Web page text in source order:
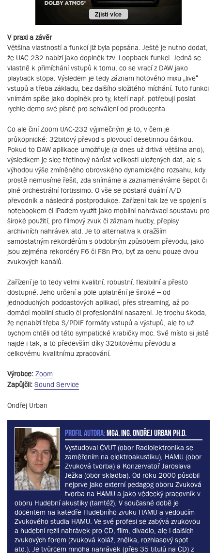
V praxi a závěr
Většina vlastností a funkcí již byla popsána. Ještě je nutno dodat,
že UAC-232 nabízí jako doplněk tzv. Loopback funkci. Jedná se
vlastně k přimíchání vstupů k tomu, co se vrací z DAW jako
playback stopa. Výsledem je tedy záznam hotového mixu „live“
vstupů a třeba základu, bez dalšího složitého míchání. Tuto funkci
vnímám spíše jako doplněk pro ty, kteří např. potřebují poslat
rychle demo své písně pro schválení od producenta.
Co ale činí Zoom UAC-232 výjimečným je to, v čem je
průkopnické: 32bitový převod s plovoucí desetinnou čárkou.
Pokud to DAW aplikace umožňuje (a dnes už drtivá většina ano),
výsledkem je sice třetinový nárůst velikosti uložených dat, ale s
výhodou výše zmíněného obrovského dynamického rozsahu, kdy
prostě nemusíme řešit, zda snímáme a zaznamenáváme šepot či
plné orchestrální fortissimo. O vše se postará duální A/D
převodník a následná postprodukce. Zařízení tak lze ve spojení s
notebookem či iPadem využít jako mobilní nahrávací soustavu pro
široké použití, pro filmový zvuk či záznam hudby, přepisy
archivních nahrávek atd. Je to alternativa k dražším
samostatným rekordérům s obdobným způsobem převodu, jako
jsou zejména rekordéry F6 či F8n Pro, byť za cenu pouze dvou
zvukových kanálů.
Zařízení je to tedy velmi kvalitní, robustní, flexibilní a přesto
dostupné. Jeho určení a pole uplatnění je široké – od
jednoduchých podcastových aplikací, přes streaming, až po
domácí mobilní studio či profesionální nasazení. Je trochu škoda,
že nenabízí třeba S/PDIF formáty vstupů a výstupů, ale to už
bychom chtěli od této sympatické krabičky moc. Své místo si jistě
najde i tak, a to především díky 32bitovému převodu a
celkovému kvalitnímu zpracování.
Výrobce: Zoom
Zapůjčil: Sound Service
Ondřej Urban
PROFIL AUTORA:MgA. Ing. Ondřej Urban Ph.D.
Vystudoval ČVUT (obor Radiolektronika se
zaměřením na elektroakustiku), HAMU (obor
Zvuková tvorba) a Konzervatoř Jaroslava
Ježka (obor skladba). Od roku 2000 působil
nejprve jako externí pedagog oboru Zvuková
tvorba na HAMU a jako vědecký pracovník v
oboru Hudební akustiky (tamtéž). V současné době je
docentem na katedře Hudebního zvuku HAMU a vedoucím
Zvukového studia HAMU. Ve své profesi se zabývá zvukovou
a hudební režií nahrávek pro CD, film, divadlo, ale i dalších
zvukových forem (zvuková koláž, znělka, rozhlasový spot
atd.). Je tvůrcem mnoha nahrávek (přes 35 titulů na CD) z